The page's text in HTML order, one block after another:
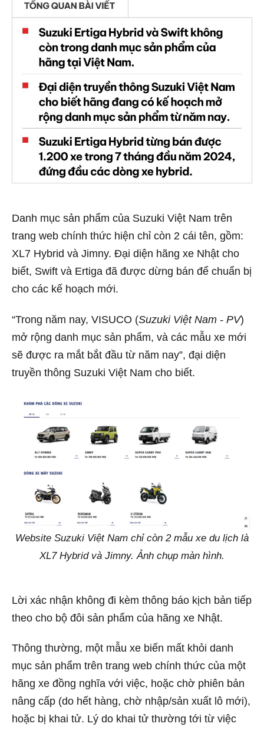
Danh mục sản phẩm của Suzuki Việt Nam trên
trang web chính thức hiện chỉ còn 2 cái tên, gồm:
XL7 Hybrid và Jimny. Đại diện hãng xe Nhật cho
biết, Swift và Ertiga đã được dừng bán để chuẩn bị
cho các kế hoạch mới.
“Trong năm nay, VISUCO (Suzuki Việt Nam - PV)
mở rộng danh mục sản phẩm, và các mẫu xe mới
sẽ được ra mắt bắt đầu từ năm nay”, đại diện
truyền thông Suzuki Việt Nam cho biết.
Website Suzuki Việt Nam chỉ còn 2 mẫu xe du lịch là
XL7 Hybrid và Jimny. Ảnh chụp màn hình.
Lời xác nhận không đi kèm thông báo kịch bản tiếp
theo cho bộ đôi sản phẩm của hãng xe Nhật.
Thông thường, một mẫu xe biến mất khỏi danh
mục sản phẩm trên trang web chính thức của một
hãng xe đồng nghĩa với việc, hoặc chờ phiên bản
nâng cấp (do hết hàng, chờ nhập/sản xuất lô mới),
hoặc bị khai tử. Lý do khai tử thường tới từ việc